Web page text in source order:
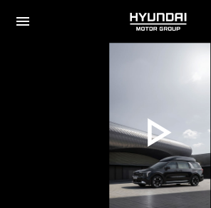
HYUNDAI
MOTOR